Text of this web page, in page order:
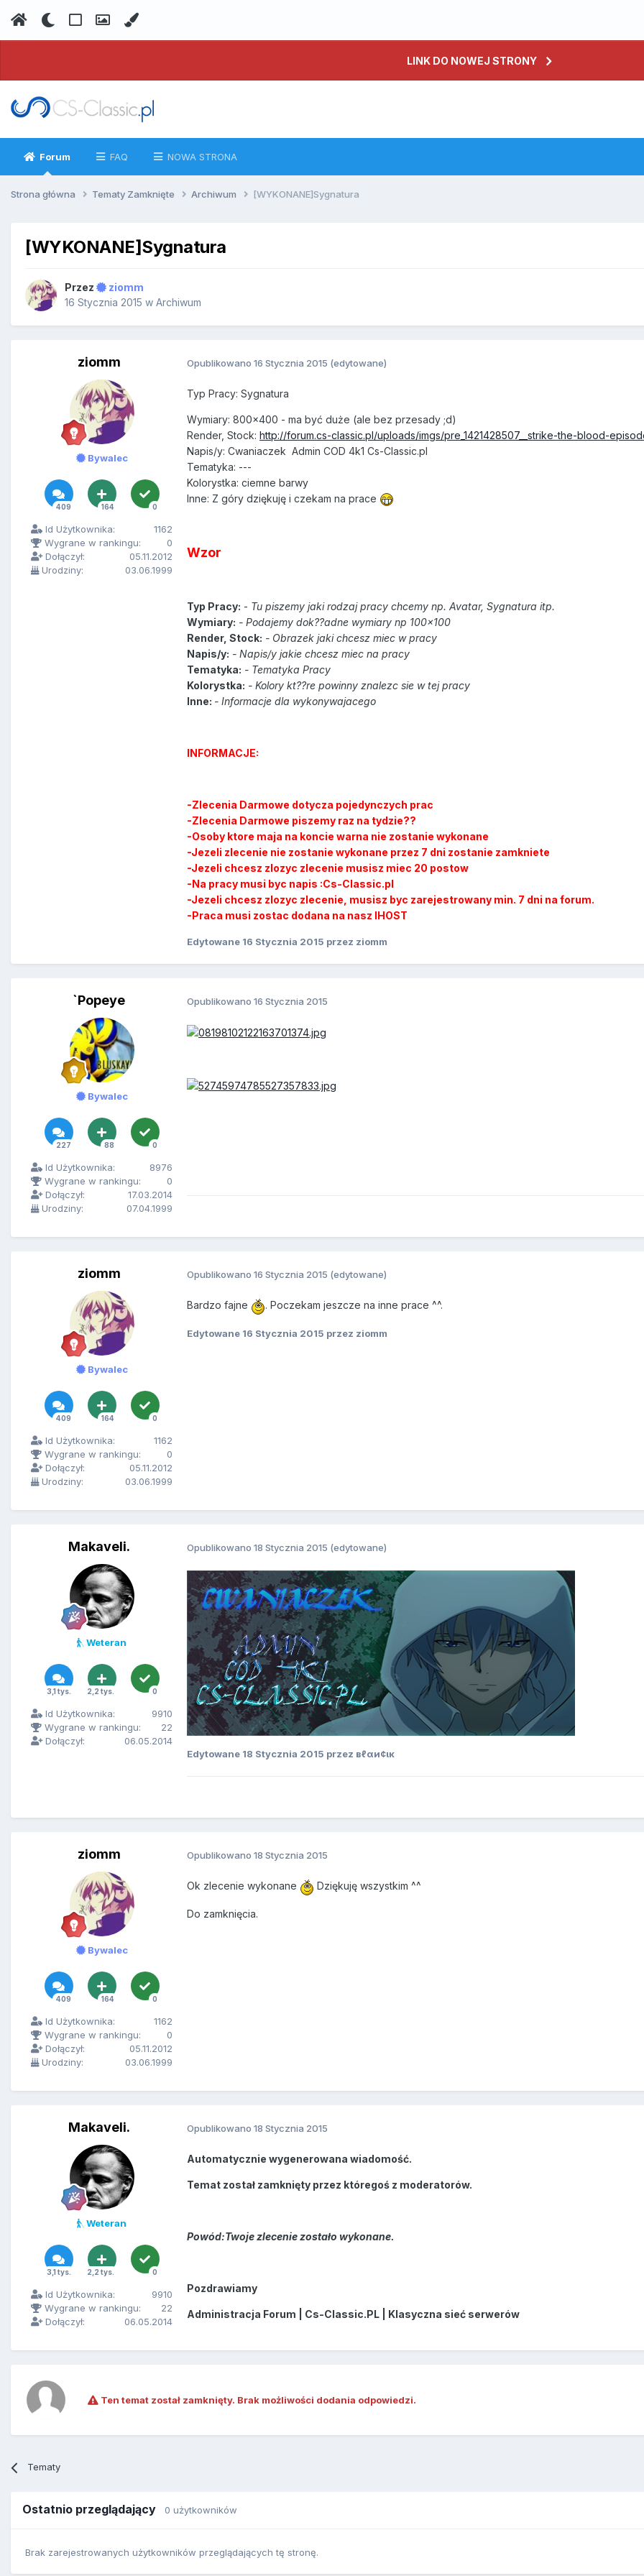
LINK DO NOWEJ STRONY
Forum FAQ NOWA STRONA
Strona główna Tematy Zamknięte Archiwum [WYKONANE]Sygnatura
[WYKONANE]Sygnatura
Przez
ziomm
16 Stycznia 2015 w Archiwum
ziomm
Bywalec
409 164 0
Id Użytkownika:
1162
Wygrane w rankingu:
0
Dołączył:
05.11.2012
Urodziny:
03.06.1999
Opublikowano 16 Stycznia 2015 (edytowane)
Typ Pracy: Sygnatura
Wymiary: 800x400 - ma być duże (ale bez przesady ;d)
Render, Stock: http://forum.cs-classic.pl/uploads/imgs/pre_1421428507__strike-the-blood-
Napis/y: Cwaniaczek Admin COD 4k1 Cs-Classic.pl
Tematyka: ---
Kolorystka: ciemne barwy
Inne: Z góry dziękuję i czekam na prace
Wzor
Typ Pracy: - Tu piszemy jaki rodzaj pracy chcemy np. Avatar, Sygnatura itp.
Wymiary: - Podajemy dok??adne wymiary np 100x100
Render, Stock: - Obrazek jaki chcesz miec w pracy
Napis/y: - Napis/y jakie chcesz miec na pracy
Tematyka: - Tematyka Pracy
Kolorystka: - Kolory kt??re powinny znalezc sie w tej pracy
Inne: - Informacje dla wykonywajacego
INFORMACJE:
-Zlecenia Darmowe dotycza pojedynczych prac
-Zlecenia Darmowe piszemy raz na tydzie??
-Osoby ktore maja na koncie warna nie zostanie wykonane
-Jezeli zlecenie nie zostanie wykonane przez 7 dni zostanie zamkniete
-Jezeli chcesz zlozyc zlecenie musisz miec 20 postow
-Na pracy musi byc napis :Cs-Classic.pl
-Jezeli chcesz zlozyc zlecenie, musisz byc zarejestrowany min. 7 dni na forum.
-Praca musi zostac dodana na nasz IHOST
Edytowane 16 Stycznia 2015 przez ziomm
`Popeye
Bywalec
227 88 0
Id Użytkownika:
8976
Wygrane w rankingu:
0
Dołączył:
17.03.2014
Urodziny:
07.04.1999
Opublikowano 16 Stycznia 2015
ziomm
Bywalec
409 164 0
Id Użytkownika:
1162
Wygrane w rankingu:
0
Dołączył:
05.11.2012
Urodziny:
03.06.1999
Opublikowano 16 Stycznia 2015 (edytowane)
Bardzo fajne . Poczekam jeszcze na inne prace ^^.
Edytowane 16 Stycznia 2015 przez ziomm
Makaveli.
Weteran
3,1 tys. 2,2 tys. 0
Id Użytkownika:
9910
Wygrane w rankingu:
22
Dołączył:
06.05.2014
Opublikowano 18 Stycznia 2015 (edytowane)
Edytowane 18 Stycznia 2015 przez вℓαи¢ιк
ziomm
Bywalec
409 164 0
Id Użytkownika:
1162
Wygrane w rankingu:
0
Dołączył:
05.11.2012
Urodziny:
03.06.1999
Opublikowano 18 Stycznia 2015
Ok zlecenie wykonane Dziękuję wszystkim ^^
Do zamknięcia.
Makaveli.
Weteran
3,1 tys. 2,2 tys. 0
Id Użytkownika:
9910
Wygrane w rankingu:
22
Dołączył:
06.05.2014
Opublikowano 18 Stycznia 2015
Automatycznie wygenerowana wiadomość.
Temat został zamknięty przez któregoś z moderatorów.
Powód:Twoje zlecenie zostało wykonane.
Pozdrawiamy
Administracja Forum | Cs-Classic.PL | Klasyczna sieć serwerów
Ten temat został zamknięty. Brak możliwości dodania odpowiedzi.
Tematy
Ostatnio przeglądający 0 użytkowników
Brak zarejestrowanych użytkowników przeglądających tę stronę.